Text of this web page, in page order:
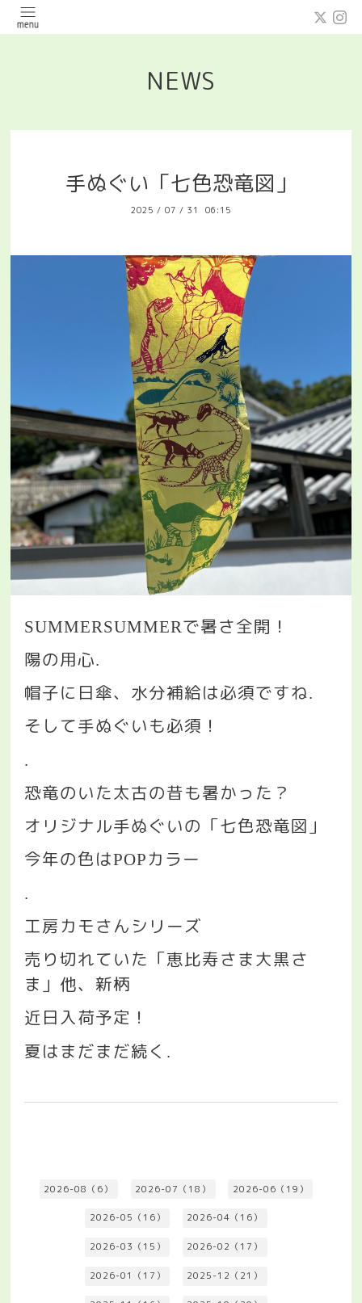
NEWS
手ぬぐい「七色恐竜図」
2025 / 07 / 31 06:15
SUMMERSUMMERで暑さ全開！
陽の用心.
帽子に日傘、水分補給は必須ですね.
そして手ぬぐいも必須！
.
恐竜のいた太古の昔も暑かった？
オリジナル手ぬぐいの「七色恐竜図」
今年の色はPOPカラー
.
工房カモさんシリーズ
売り切れていた「恵比寿さま大黒さ
ま」他、新柄
近日入荷予定！
夏はまだまだ続く .
2026-08（6） 2026-07（18） 2026-06（19）
2026-05（16） 2026-04（16）
2026-03（15） 2026-02（17）
2026-01（17） 2025-12（21）